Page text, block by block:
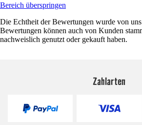
Bereich überspringen
Die Echtheit der Bewertungen wurde von
Bewertungen können auch von Kunden
nachweislich genutzt oder gekauft haben.
Zahlarten